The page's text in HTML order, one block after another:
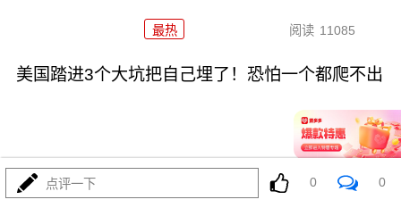
最热 阅读 11085
美国踏进3个大坑把自己埋了！恐怕一个都爬不出
最热 阅读 18075 08-03
点评一下 0 0